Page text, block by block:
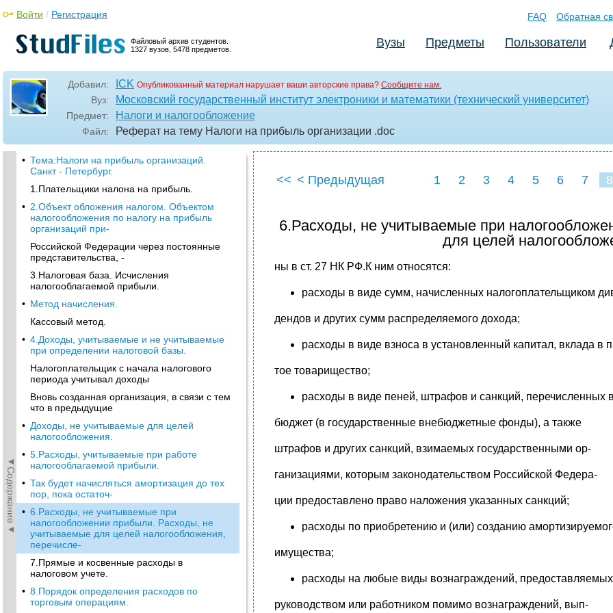
Файловый архив студентов.
1327 вузов, 5478 предметов.
Войти / Регистрация FAQ Обратная
Вузы Предметы Пользователи
Добавил: ICK Опубликованный материал нарушает ваши авторские права? Сообщите нам.
Вуз: Московский государственный институт электроники и математики (технический университет)
Предмет: Налоги и налогообложение
Файл: Реферат на тему Налоги на прибыль организации .doc
◄Содержание◄
• Тема:Налоги на прибыль организаций.
Санкт - Петербург.
1.Плательщики налона на прибыль.
• 2.Объект обложения налогом. Объектом
налогообложения по налогу на прибыль
организаций при-
Российской Федерации через постоянные
представительства, -
3.Налоговая база. Исчисления
налогооблагаемой прибыли.
• Метод начисления.
Кассовый метод.
• 4.Доходы, учитываемые и не учитываемые
при определении налоговой базы.
Налогоплательщик с начала налогового
периода учитывал доходы
Вновь созданная организация, в связи с тем
что в предыдущие
• Доходы, не учитываемые для целей
налогообложения.
• 5.Расходы, учитываемые при работе
налогооблагаемой прибыли.
• Так будет начисляться амортизация до тех
пор, пока остаточ-
• 6.Расходы, не учитываемые при
налогообложении прибыли. Расходы, не
учитываемые для целей налогообложения,
перечисле-
7.Прямые и косвенные расходы в
налоговом учете.
• 8.Порядок определения расходов по
торговым операциям.
<< < Предыдущая 1 2 3 4 5 6 7 8
6.Расходы, не учитываемые при
для целей
ны в ст. 27 НК РФ.К ним относятся:
расходы в виде сумм, начисленных налогоплательщиком
дендов и других сумм распределяемого дохода;
расходы в виде взноса в установленный капитал, вклада в
тое товарищество;
расходы в виде пеней, штрафов и санкций, перечисленных в
бюджет (в государственные внебюджетные фонды), а также
штрафов и других санкций, взимаемых государственными ор-
ганизациями, которым законодательством Российской Федера-
ции предоставлено право наложения указанных санкций;
расходы по приобретению и (или) созданию
имущества;
расходы на любые виды вознаграждений, предоставляемых
руководством или работником помимо вознаграждений, вып-